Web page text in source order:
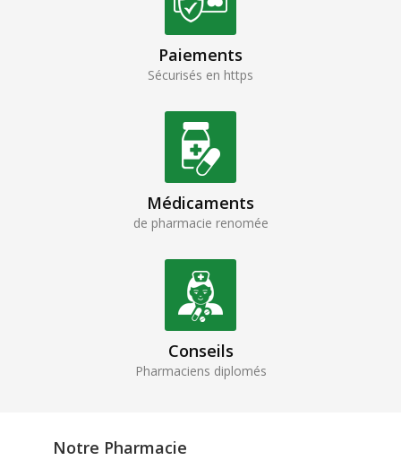
Paiements
Sécurisés en https
Médicaments
de pharmacie renomée
Conseils
Pharmaciens diplomés
Notre Pharmacie